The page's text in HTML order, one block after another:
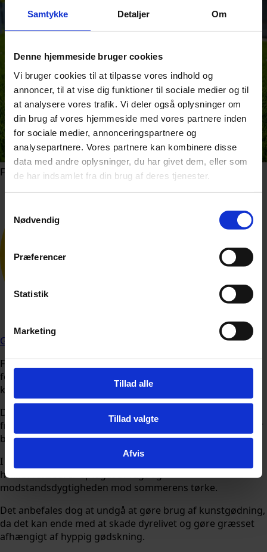
Samtykke Detaljer Om
Denne hjemmeside bruger cookies
Vi bruger cookies til at tilpasse vores indhold og
annoncer, til at vise dig funktioner til sociale medier og til
at analysere vores trafik. Vi deler også oplysninger om
din brug af vores hjemmeside med vores partnere inden
for sociale medier, annonceringspartnere og
analysepartnere. Vores partnere kan kombinere disse
data med andre oplysninger, du har givet dem, eller som
de har indsamlet fra din brug af deres tjenester.
Nødvendig
Præferencer
Statistik
Marketing
Tillad alle
Tillad valgte
Afvis
Foto: Shutterstock.com
Følg Udforsk.nu på
Google
Foråret og starten af sommeren er en afgørende periode
for pleje af græsplænen, da græsset stadig er ved at
komme sig efter de hårde vintermåneder.
De danske haveejere har dog kun ganske kort tid til at
fremme tykkere græsvækst, før de stigende temperaturer
begynder at udtørre jorden.
I denne periode kan rødderne nå dybere ned i jorden,
hvilket forbedrer optaget af fugt og
modstandsdygtigheden mod sommerens tørke.
Det anbefales dog at undgå at gøre brug af kunstgødning,
da det kan ende med at skade dyrelivet og gøre græsset
afhængigt af hyppig gødskning.